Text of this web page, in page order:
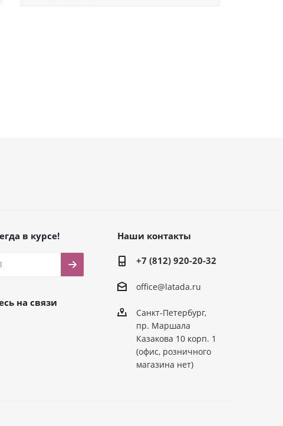
в курсе!
на связи
Наши контакты
+7 (812) 920-20-32
office@latada.ru
Санкт-Петербург,
пр. Маршала
Казакова 10 корп. 1
(офис, розничного
магазина нет)